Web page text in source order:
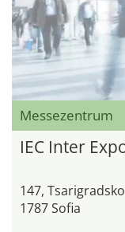
Messezentrum
IEC Inter
147,
1787 Sofia